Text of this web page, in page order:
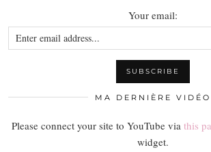
Your email:
MA DERNIÈRE VIDÉO
Please connect your site to YouTube via this
widget.